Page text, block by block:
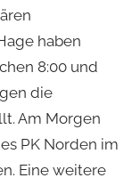
haben
8:00 und
die
Am Morgen
PK Norden im
Eine weitere